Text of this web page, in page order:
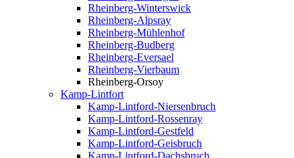
Rheinberg-Winterswick
Rheinberg-Alpsray
Rheinberg-Mühlenhof
Rheinberg-Budberg
Rheinberg-Eversael
Rheinberg-Vierbaum
Rheinberg-Orsoy
Kamp-Lintfort
Kamp-Lintford-Niersenbruch
Kamp-Lintford-Rossenray
Kamp-Lintford-Gestfeld
Kamp-Lintford-Geisbruch
Kamp-Lintford-Dachsbruch